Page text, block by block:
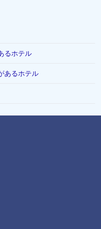
るホテル
あるホテル